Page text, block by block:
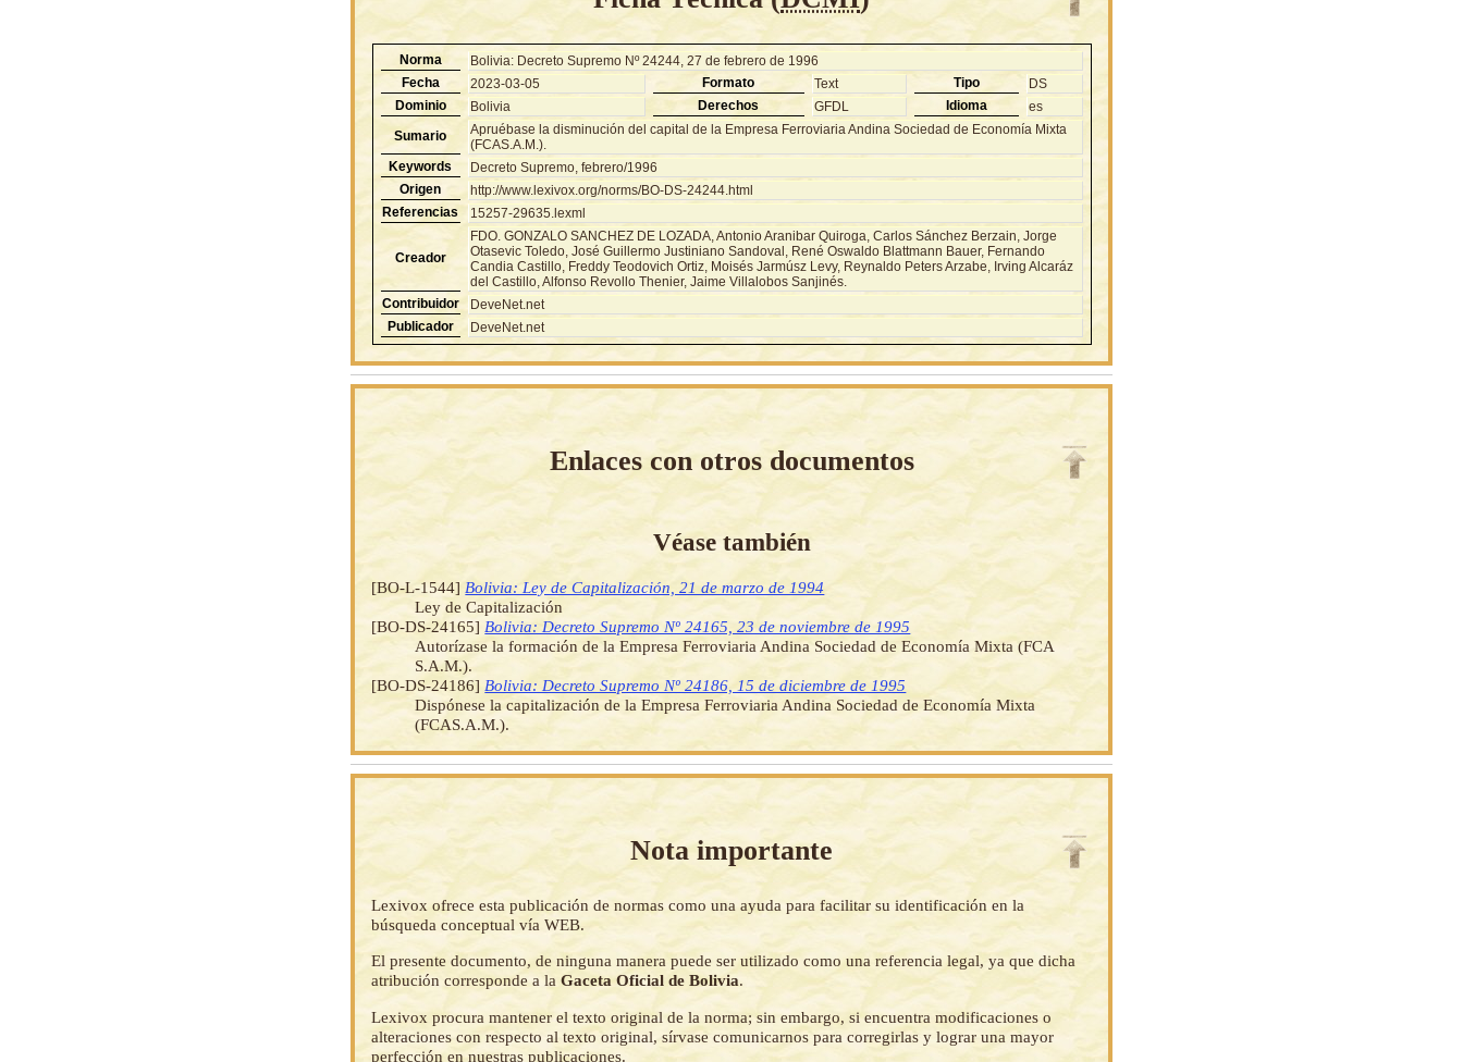
Norma
Bolivia: Decreto Supremo Nº 24244, 27 de febrero de 1996
Fecha
2023-03-05 Formato Text Tipo
DS
Dominio
Bolivia Derechos GFDL Idioma
es
Sumario
Apruébase la disminución del capital de la Empresa Ferroviaria Andina Sociedad de Economía Mixta
(FCAS.A.M.).
Keywords
Decreto Supremo, febrero/1996
Origen
http://www.lexivox.org/norms/BO-DS-24244.html
Referencias
15257-29635.lexml
Creador
FDO. GONZALO SANCHEZ DE LOZADA, Antonio Aranibar Quiroga, Carlos Sánchez Berzain, Jorge
Otasevic Toledo, José Guillermo Justiniano Sandoval, René Oswaldo Blattmann Bauer, Fernando
Candia Castillo, Freddy Teodovich Ortiz, Moisés Jarmúsz Levy, Reynaldo Peters Arzabe, Irving Alcaráz
del Castillo, Alfonso Revollo Thenier, Jaime Villalobos Sanjinés.
Contribuidor
DeveNet.net
Publicador
DeveNet.net
Enlaces con otros documentos
Véase también
[BO-L-1544] Bolivia: Ley de Capitalización, 21 de marzo de 1994
Ley de Capitalización
[BO-DS-24165] Bolivia: Decreto Supremo Nº 24165, 23 de noviembre de 1995
Autorízase la formación de la Empresa Ferroviaria Andina Sociedad de Economía Mixta (FCA
S.A.M.).
[BO-DS-24186] Bolivia: Decreto Supremo Nº 24186, 15 de diciembre de 1995
Dispónese la capitalización de la Empresa Ferroviaria Andina Sociedad de Economía Mixta
(FCAS.A.M.).
Nota importante
Lexivox ofrece esta publicación de normas como una ayuda para facilitar su identificación en la
búsqueda conceptual vía WEB.
El presente documento, de ninguna manera puede ser utilizado como una referencia legal, ya que dicha
atribución corresponde a laGaceta Oficial de Bolivia.
Lexivox procura mantener el texto original de la norma; sin embargo, si encuentra modificaciones o
alteraciones con respecto al texto original, sírvase comunicarnos para corregirlas y lograr una mayor
perfección en nuestras publicaciones.